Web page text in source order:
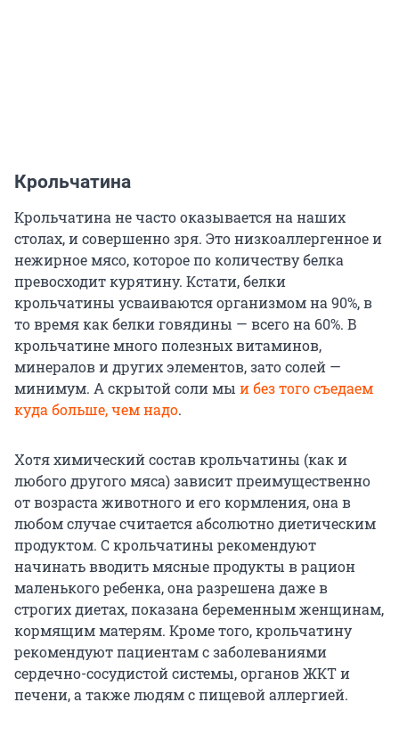
Крольчатина
Крольчатина не часто оказывается на наших
столах, и совершенно зря. Это низкоаллергенное и
нежирное мясо, которое по количеству белка
превосходит курятину. Кстати, белки
крольчатины усваиваются организмом на 90%, в
то время как белки говядины — всего на 60%. В
крольчатине много полезных витаминов,
минералов и других элементов, зато солей —
минимум. А скрытой соли мы и без того съедаем
куда больше, чем надо.
Хотя химический состав крольчатины (как и
любого другого мяса) зависит преимущественно
от возраста животного и его кормления, она в
любом случае считается абсолютно диетическим
продуктом. С крольчатины рекомендуют
начинать вводить мясные продукты в рацион
маленького ребенка, она разрешена даже в
строгих диетах, показана беременным женщинам,
кормящим матерям. Кроме того, крольчатину
рекомендуют пациентам с заболеваниями
сердечно-сосудистой системы, органов ЖКТ и
печени, а также людям с пищевой аллергией.